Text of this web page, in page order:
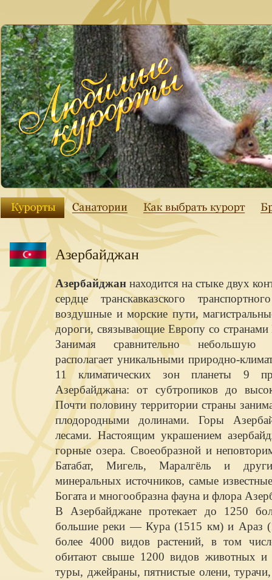
Азербайджан
Азербайджан находится на стыке двух
сердце транскавказского
воздушные и морские пути,
дороги, связывающие Европу со
Занимая сравнительно небольшую
располагает уникальными природно-
11 климатических зон планеты 9
Азербайджана: от субтропиков до
Почти половину территории страны
плодородными долинами. Горы
лесами. Настоящим украшением
горные озера. Своеобразной и
Батабат, Мигель, Маралгёль и
минеральных источников, самые
Богата и многообразна фауна и флора
В Азербайджане протекает до 1250
большие реки — Кура (1515 км) и Араз
более 4000 видов растений, в том
обитают свыше 1200 видов животных и
туры, джейраны, пятнистые олени,